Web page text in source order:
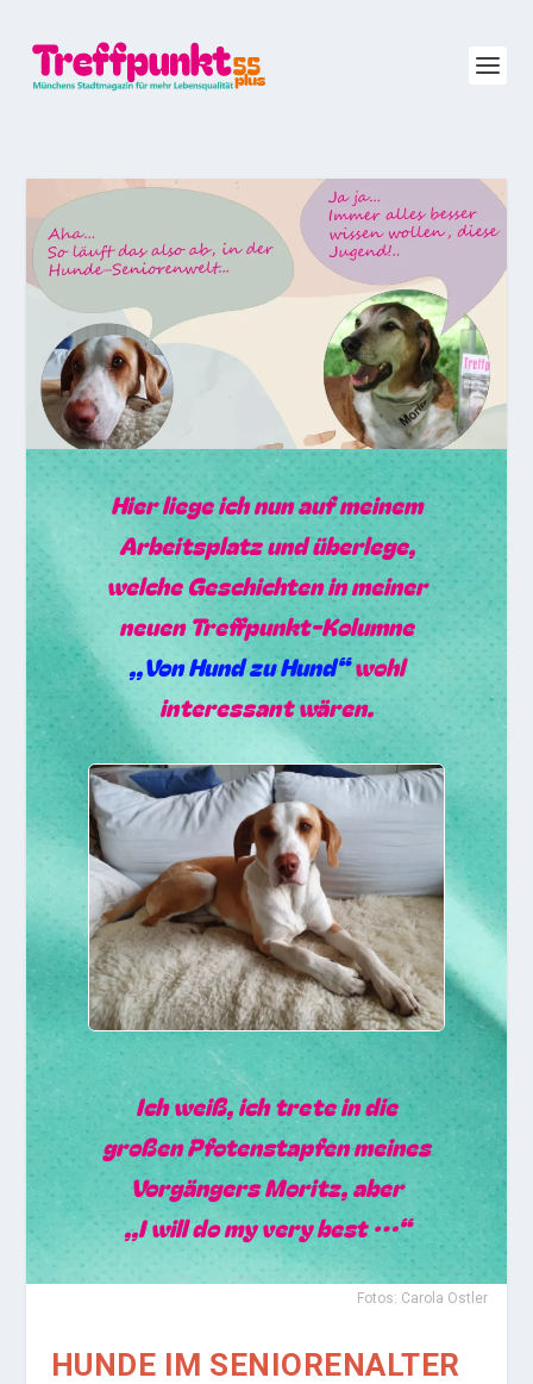
Hier liege ich nun auf meinem
Arbeitsplatz und überlege,
welche Geschichten in meiner
neuen Treffpunkt-Kolumne
„,Von Hund zu Hund“wohl
interessant wären.
Ich weiß, ich trete in die
großen Pfotenstapfen meines
Vorgängers Moritz, aber
,„I will do my very best …“
Fotos: Carola Ostler
HUNDE IM SENIORENALTER